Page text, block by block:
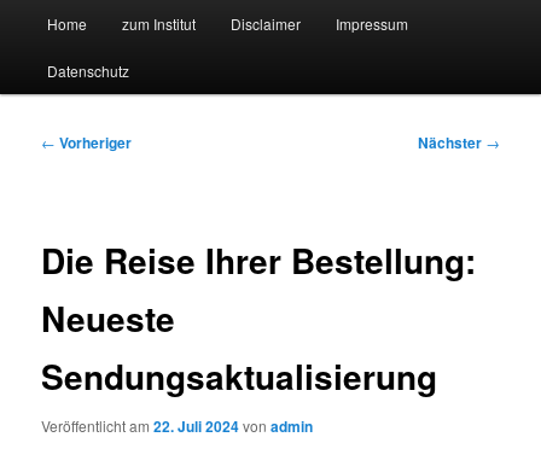
Suchmaschine Forschung und
Technologie
Zum
primären
Zum
sekundären
Home zum Institut Disclaimer Impressum
Datenschutz
Beitragsnavigation
← Vorheriger Nächster →
Die Reise Ihrer Bestellung:
Neueste
Sendungsaktualisierung
Veröffentlicht am22. Juli 2024vonadmin